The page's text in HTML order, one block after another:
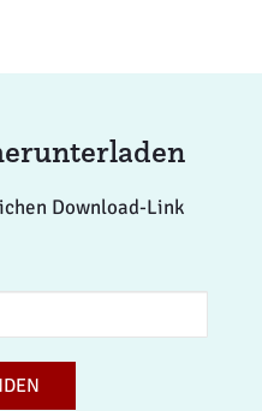
Download-Link